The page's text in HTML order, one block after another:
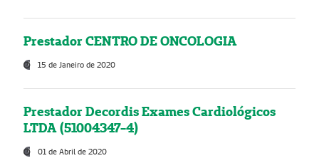
Prestador CENTRO DE ONCOLOGIA
15 de Janeiro de 2020
Prestador Decordis Exames Cardiológicos
LTDA (51004347-4)
01 de Abril de 2020